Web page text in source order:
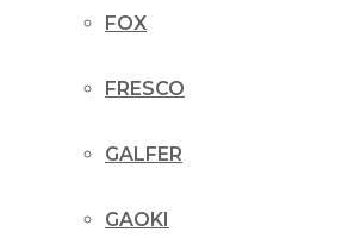
FOX
FRESCO
GALFER
GAOKI